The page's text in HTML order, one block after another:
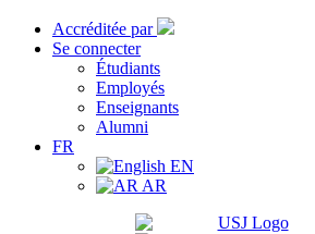
Accréditée par
Se connecter
Étudiants
Employés
Enseignants
Alumni
FR
EN
AR